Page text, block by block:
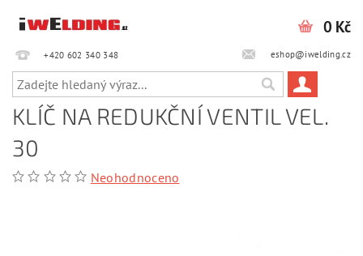
+420 602 340 348‎‎ eshop@iwelding.cz
0 Kč
KLÍČ NA REDUKČNÍ VENTIL VEL.
30
Neohodnoceno